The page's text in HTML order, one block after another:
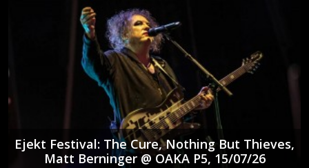
Ejekt Festival: The Cure, Nothing But Thieves,
Matt Berninger @ ΟΑΚΑ P5, 15/07/26